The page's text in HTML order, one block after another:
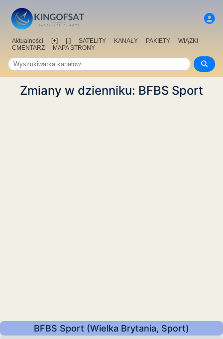
Aktualności [+] [-] SATELITY KANAŁY PAKIETY
WIĄZKI
CMENTARZ
MAPA STRONY
Zmiany w dzienniku: BFBS Sport
BFBS Sport (Wielka Brytania, Sport)